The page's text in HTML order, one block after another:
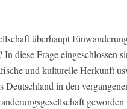
überhaupt
In diese Frage eingeschlossen
und kulturelle Herkunft
Deutschland in den